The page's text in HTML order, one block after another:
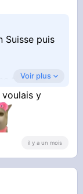
Suisse puis
tape 39
ceux qui
cher) sont
la, je
l'immobilier
Voir plus
y
il y a un mois